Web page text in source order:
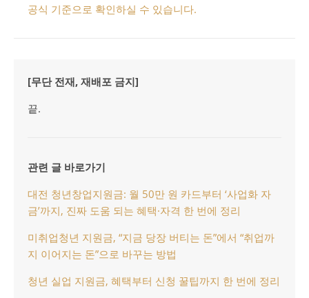
공식 기준으로 확인하실 수 있습니다.
[무단 전재, 재배포 금지]
끝.
관련 글 바로가기
대전 청년창업지원금: 월 50만 원 카드부터 ‘사업화 자
금’까지, 진짜 도움 되는 혜택·자격 한 번에 정리
미취업청년 지원금, “지금 당장 버티는 돈”에서 “취업까
지 이어지는 돈”으로 바꾸는 방법
청년 실업 지원금, 혜택부터 신청 꿀팁까지 한 번에 정리